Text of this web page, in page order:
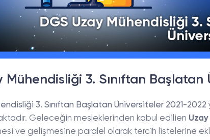
Mühendisliği 3. Sınıftan
3. Sınıftan Başlatan Üniversiteler 2021-2022
Geleceğin mesleklerinden kabul edilien
ve gelişmesine paralel olarak tercih listelerine